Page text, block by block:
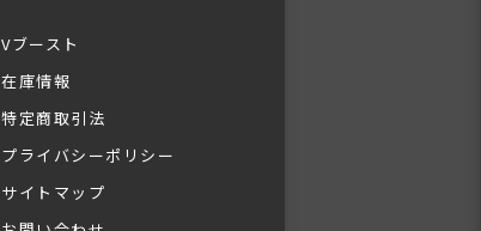
Vブースト
在庫情報
特定商取引法
プライバシーポリシー
サイトマップ